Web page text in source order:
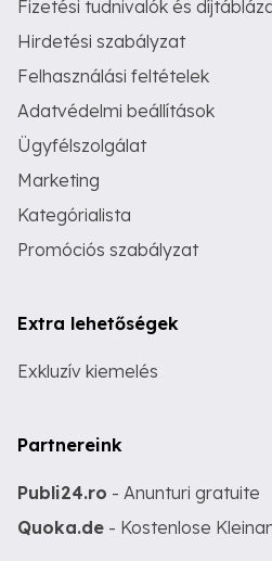
Fizetési tudnivalók és
Hirdetési szabályzat
Felhasználási feltételek
Adatvédelmi beállítások
Ügyfélszolgálat
Marketing
Kategórialista
Promóciós szabályzat
Extra lehetőségek
Exkluzív kiemelés
Partnereink
Publi24.ro - Anunturi gratuite
Quoka.de - Kostenlose